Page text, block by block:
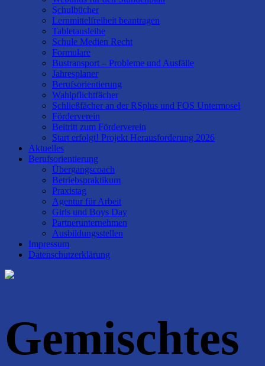
Schulbücher
Lernmittelfreiheit beantragen
Tabletausleihe
Schule Medien Recht
Formulare
Bustransport – Probleme und Ausfälle
Jahresplaner
Berufsorientierung
Wahlpflichtfächer
Schließfächer an der RSplus und FOS Untermosel
Förderverein
Beitritt zum Förderverein
Start erfolgt! Projekt Herausforderung 2026
Aktuelles
Berufsorientierung
Übergangscoach
Betriebspraktikum
Praxistag
Agentur für Arbeit
Girls und Boys Day
Partnerunternehmen
Ausbildungsstellen
Impressum
Datenschutzerklärung
Gemischtes